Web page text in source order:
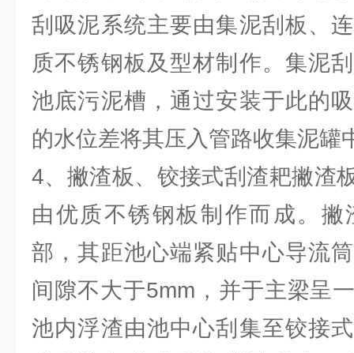
刮吸泥系统主要由集泥刮板、
质不锈钢板及型材制作。集泥
池底污泥槽，通过安装于此的
的水位差将其压入管路收集泥罐
4、撇渣板、铰接式刮渣耙撇渣
由优质不锈钢板制作而成。
部，其距池心端紧贴中心导流
间隙不大于5mm，并于主梁呈
池内浮渣由池中心刮集至铰接